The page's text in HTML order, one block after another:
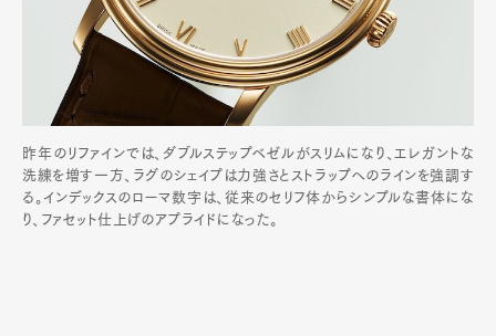
昨年のリファインでは、ダブルステップベゼルがスリムになり、エレガントな
洗練を増す一方、ラグのシェイプは力強さとストラップへのラインを強調す
る。インデックスのローマ数字は、従来のセリフ体からシンプルな書体にな
り、ファセット仕上げのアプライドになった。